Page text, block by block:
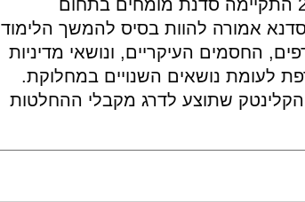
פוטנציאל כזה הוא תחום הקלינטק. בתאריך 2.3.2010 התקיימה סדנת מומחים בתחום
הסדנא אמורה להוות בסיס להמשך הלימוד
החסמים העיקריים, ונושאי מדיניות
לעומת נושאים השנויים במחלוקת.
שתוצע לדרג מקבלי ההחלטות